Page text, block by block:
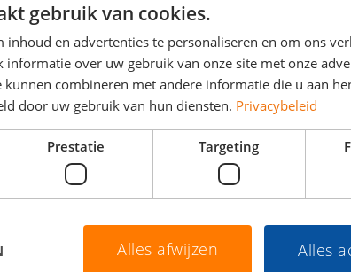
gebruik van cookies.
inhoud en advertenties te personaliseren en om ons
informatie over uw gebruik van onze site met onze
kunnen combineren met andere informatie die u aan
door uw gebruik van hun diensten. Privacybeleid
Prestatie Targeting
Alles
Alles afwijzen